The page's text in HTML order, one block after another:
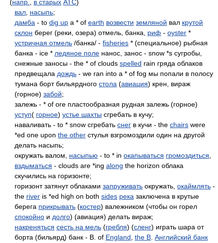
(напр. в старых АТС)
вал насыпь;
дамба - to dig up a * of earth возвести земляной вал крутой
склон берег (реки, озера) отмель, банка, риф - oyster *
устричная отмель /банка/ - fisheries * (специальное) рыбная
банка - ice * ледяное поле нанос, занос - snow *s сугробы,
снежные заносы - the * of clouds spelled rain гряда облаков
предвещала дождь - we ran into a * of fog мы попали в полосу
тумана борт бильярдного стола (авиация) крен, вираж
(горное) забой;
залежь - * of ore пластообразная рудная залежь (горное)
уступ( горное) устье шахты сгребать в кучу;
наваливать - to * snow сгребать снег в кучи - the chairs were
*ed one upon the other стулья взгромоздили один на другой
делать насыпь;
окружать валом, насыпью - to * in окапываться громоздиться
вздыматься - clouds are *ing along the horizon облака
скучились на горизонте;
горизонт затянут облаками запруживать окружать, окаймлять -
the river is *ed high on both sides река заключена в крутые
берега прикрывать (костер) валежником (чтобы он горел
спокойно и долго) (авиация) делать вираж;
накреняться сесть на мель (гребля) (сленг) играть шара от
борта (бильярд) банк - B. of England the B Английский банк